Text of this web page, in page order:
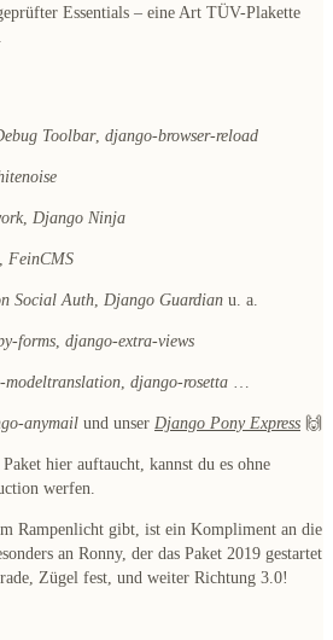
Essentials – eine Art TÜV-Plakette
Toolbar, django-browser-reload
, Django Ninja
, FeinCMS
Social Auth, Django Guardian u. a.
forms, django-extra-views
modeltranslation, django-rosetta …
anymail und unser Django Pony Express 🙌
hier auftaucht, kannst du es ohne
werfen.
Rampenlicht gibt, ist ein Kompliment an die
an Ronny, der das Paket 2019 gestartet
Zügel fest, und weiter Richtung 3.0!